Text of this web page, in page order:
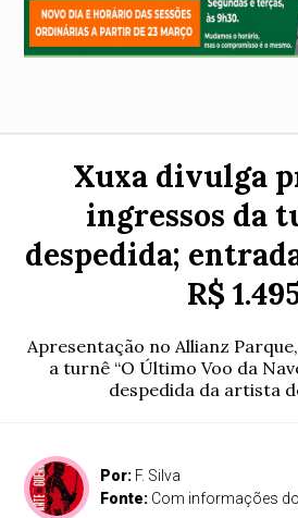
Xuxa divulga
ingressos da
despedida;
R$
Apresentação no Allianz
a turnê “O Último Voo da
despedida da artista
Por: F. Silva
Fonte: Com informações